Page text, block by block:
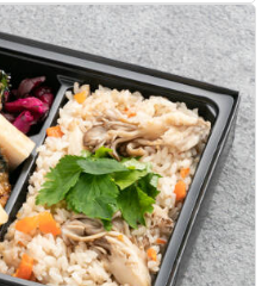
が良いです。絶妙な厚みで
きつつも後味は爽やかで、
ミナをつけたい時や、お酒
い。
ジオ撮影